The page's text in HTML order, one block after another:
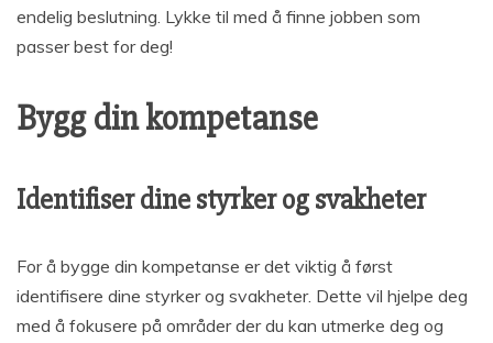
endelig beslutning. Lykke til med å finne jobben som
passer best for deg!
Bygg din kompetanse
Identifiser dine styrker og svakheter
For å bygge din kompetanse er det viktig å først
identifisere dine styrker og svakheter. Dette vil hjelpe deg
med å fokusere på områder der du kan utmerke deg og